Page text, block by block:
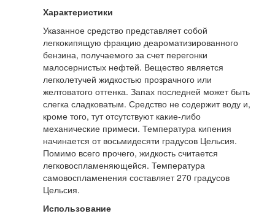
Характеристики
Указанное средство представляет собой
легкокипящую фракцию деароматизированного
бензина, получаемого за счет перегонки
малосернистых нефтей. Вещество является
легколетучей жидкостью прозрачного или
желтоватого оттенка. Запах последней может быть
слегка сладковатым. Средство не содержит воду и,
кроме того, тут отсутствуют какие-либо
механические примеси. Температура кипения
начинается от восьмидесяти градусов Цельсия.
Помимо всего прочего, жидкость считается
легковоспламеняющейся. Температура
самовоспламенения составляет 270 градусов
Цельсия.
Использование